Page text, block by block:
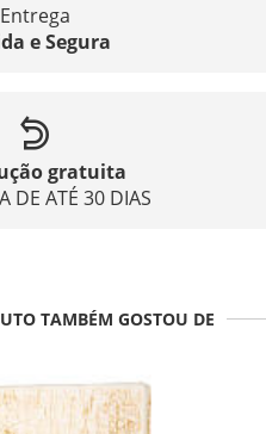
Entrega
e Segura
gratuita
DE ATÉ 30 DIAS
TAMBÉM GOSTOU DE